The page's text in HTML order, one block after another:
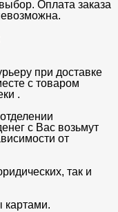
Оплата заказа
при доставке
с товаром
.
с Вас возьмут
от
так и
картами.